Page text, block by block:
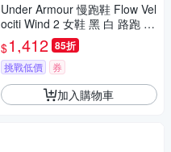
Under Armour 慢跑鞋 Flow Vel
ociti Wind 2 女鞋 黑 白 路跑 U
A 輕量 運動鞋 內建晶片 30256
62003
$1,412 85折
挑戰低價 券
加入購物車